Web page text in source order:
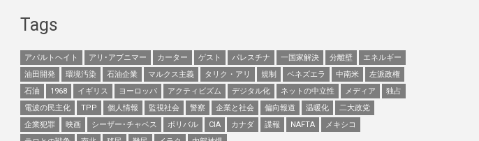
Tags
アパルトヘイト アリ･アブニマー カーター ゲスト パレスチナ 一国家解決 分離壁
エネルギー
油田開発
環境汚染 石油企業 マルクス主義 タリク・アリ 規制 ベネズエラ 中南米
左派政権
石油
1968 イギリス ヨーロッパ アクティビズム デジタル化 ネットの中立性 メディア
独占
電波の民主化
TPP 個人情報 監視社会 警察 企業と社会 偏向報道 温暖化
二大政党
企業犯罪
映画 シーザー･チャベス ボリバル CIA カナダ 諜報 NAFTA
メキシコ